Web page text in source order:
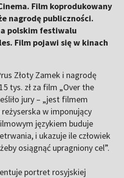
Film koprodukowany
nagrodę publiczności.
polskim festiwalu
Film pojawi się w kinach
Złoty Zamek i nagrodę
tys. zł za film „Over the
jury – „jest filmem
w imponujący
językiem buduje
i ukazuje ile człowiek
osiągnąć upragniony cel”.
portret rosyjskiej